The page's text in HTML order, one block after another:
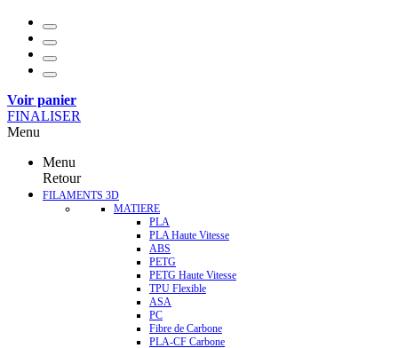
Voir panier
FINALISER
Menu
Menu
Retour
FILAMENTS 3D
MATIERE
PLA
PLA Haute Vitesse
ABS
PETG
PETG Haute Vitesse
TPU Flexible
ASA
PC
Fibre de Carbone
PLA-CF Carbone